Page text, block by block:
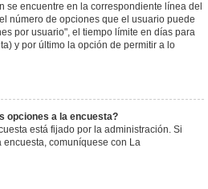
se encuentre en la correspondiente línea del
número de opciones que el usuario puede
por usuario", el tiempo límite en días para
y por último la opción de permitir a lo
opciones a la encuesta?
está fijado por la administración. Si
comuníquese con La